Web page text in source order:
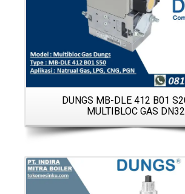
DUNGS MB-DLE 412 B01
MULTIBLOC GAS DN32
Details